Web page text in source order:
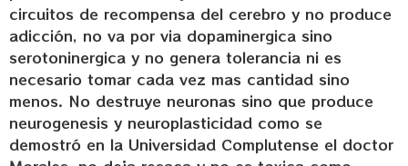
circuitos de recompensa del cerebro y no produce
adicción, no va por via dopaminergica sino
serotoninergica y no genera tolerancia ni es
necesario tomar cada vez mas cantidad sino
menos. No destruye neuronas sino que produce
neurogenesis y neuroplasticidad como se
demostró en la Universidad Complutense el doctor